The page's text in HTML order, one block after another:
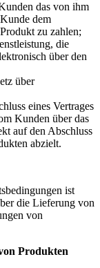
das von ihm
dem
zu zahlen;
die
über den
über
eines Vertrages
Kunden über das
auf den Abschluss
abzielt.
ist
die Lieferung von
von
Produkten